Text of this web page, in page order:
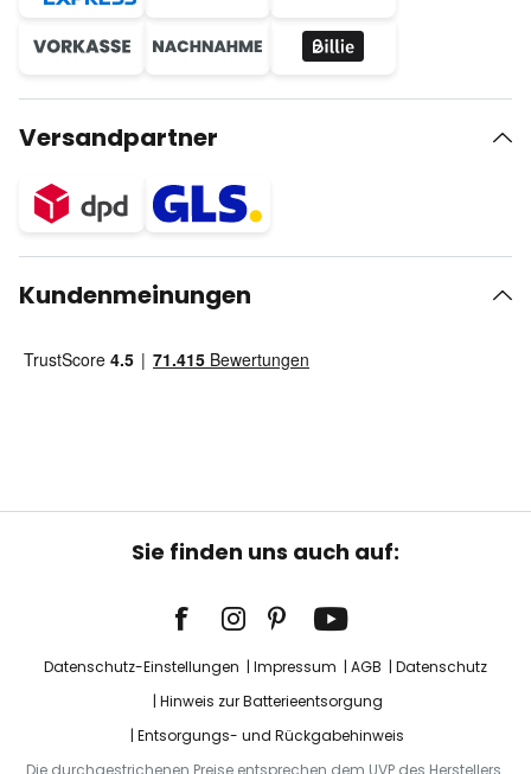
Versandpartner
Kundenmeinungen
Sie finden uns auch auf:
Datenschutz-Einstellungen Impressum AGB
Datenschutz
Hinweis zur Batterieentsorgung
Entsorgungs- und Rückgabehinweis
Die durchgestrichenen Preise entsprechen dem UVP des Herstellers.